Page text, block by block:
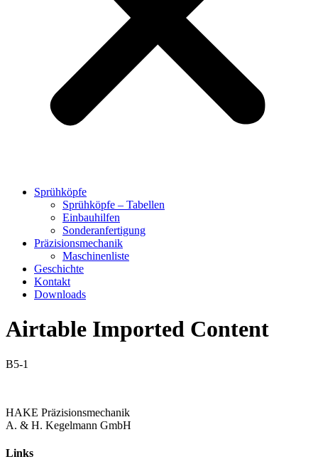
Sprühköpfe
Sprühköpfe – Tabellen
Einbauhilfen
Sonderanfertigung
Präzisionsmechanik
Maschinenliste
Geschichte
Kontakt
Downloads
Airtable Imported Content
B5-1
HAKE Präzisionsmechanik
A. & H. Kegelmann GmbH
Links